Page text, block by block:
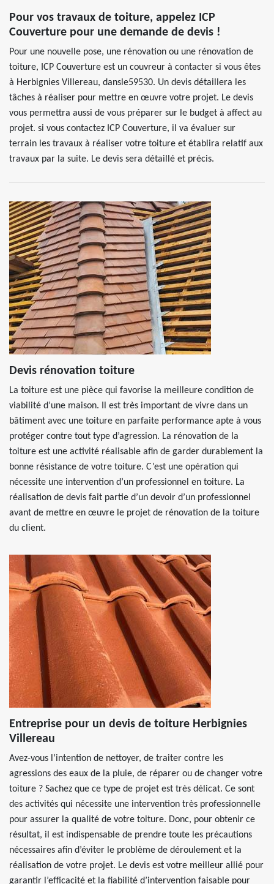
Pour vos travaux de toiture, appelez ICP
Couverture pour une demande de devis !
Pour une nouvelle pose, une rénovation ou une rénovation de
toiture, ICP Couverture est un couvreur à contacter si vous êtes
à Herbignies Villereau, dansle59530. Un devis détaillera les
tâches à réaliser pour mettre en œuvre votre projet. Le devis
vous permettra aussi de vous préparer sur le budget à affect au
projet. si vous contactez ICP Couverture, il va évaluer sur
terrain les travaux à réaliser votre toiture et établira relatif aux
travaux par la suite. Le devis sera détaillé et précis.
Devis rénovation toiture
La toiture est une pièce qui favorise la meilleure condition de
viabilité d’une maison. Il est très important de vivre dans un
bâtiment avec une toiture en parfaite performance apte à vous
protéger contre tout type d’agression. La rénovation de la
toiture est une activité réalisable afin de garder durablement la
bonne résistance de votre toiture. C’est une opération qui
nécessite une intervention d’un professionnel en toiture. La
réalisation de devis fait partie d’un devoir d’un professionnel
avant de mettre en œuvre le projet de rénovation de la toiture
du client.
Entreprise pour un devis de toiture Herbignies
Villereau
Avez-vous l’intention de nettoyer, de traiter contre les
agressions des eaux de la pluie, de réparer ou de changer votre
toiture ? Sachez que ce type de projet est très délicat. Ce sont
des activités qui nécessite une intervention très professionnelle
pour assurer la qualité de votre toiture. Donc, pour obtenir ce
résultat, il est indispensable de prendre toute les précautions
nécessaires afin d’éviter le problème de déroulement et la
réalisation de votre projet. Le devis est votre meilleur allié pour
garantir l’efficacité et la fiabilité d’intervention faisable pour